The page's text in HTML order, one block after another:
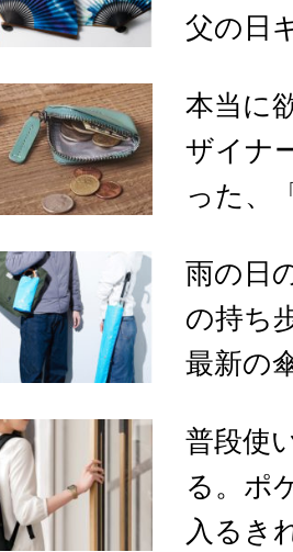
父の日
本当に
ザイナ
った、
雨の日
の持ち
最新の
普段使
る。ポ
入るき